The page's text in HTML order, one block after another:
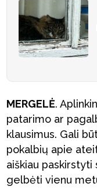
MERGELĖ.
patarimo ar
klausimus. Gali
pokalbių apie
aiškiau
gelbėti vienu